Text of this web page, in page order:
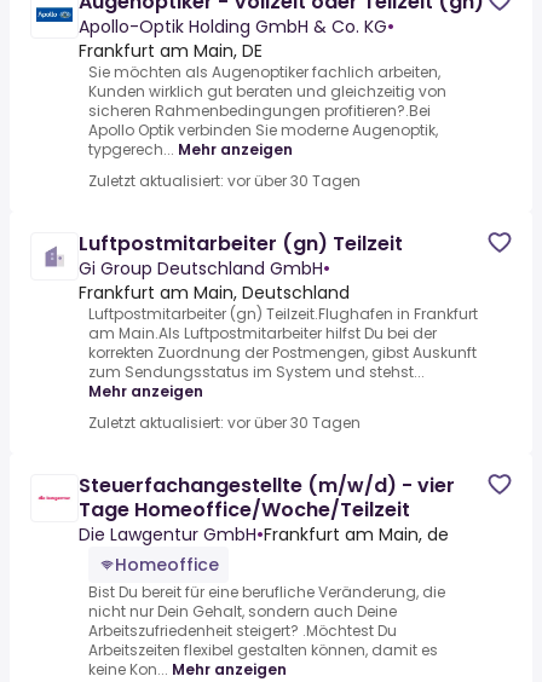
Apollo-Optik Holding GmbH & Co. KG•
Frankfurt am Main, DE
Sie möchten als Augenoptiker fachlich arbeiten,
Kunden wirklich gut beraten und gleichzeitig von
sicheren Rahmenbedingungen profitieren?.Bei
Apollo Optik verbinden Sie moderne Augenoptik,
typgerech... Mehr anzeigen
Zuletzt aktualisiert: vor über 30 Tagen
Luftpostmitarbeiter (gn) Teilzeit
Gi Group Deutschland GmbH•
Frankfurt am Main, Deutschland
Luftpostmitarbeiter (gn) Teilzeit.Flughafen in Frankfurt
am Main.Als Luftpostmitarbeiter hilfst Du bei der
korrekten Zuordnung der Postmengen, gibst Auskunft
zum Sendungsstatus im System und stehst...
Mehr anzeigen
Zuletzt aktualisiert: vor über 30 Tagen
Steuerfachangestellte (m/w/d) - vier
Tage Homeoffice/Woche/Teilzeit
Die Lawgentur GmbH•Frankfurt am Main, de
Homeoffice
Bist Du bereit für eine berufliche Veränderung, die
nicht nur Dein Gehalt, sondern auch Deine
Arbeitszufriedenheit steigert? .Möchtest Du
Arbeitszeiten flexibel gestalten können, damit es
keine Kon... Mehr anzeigen